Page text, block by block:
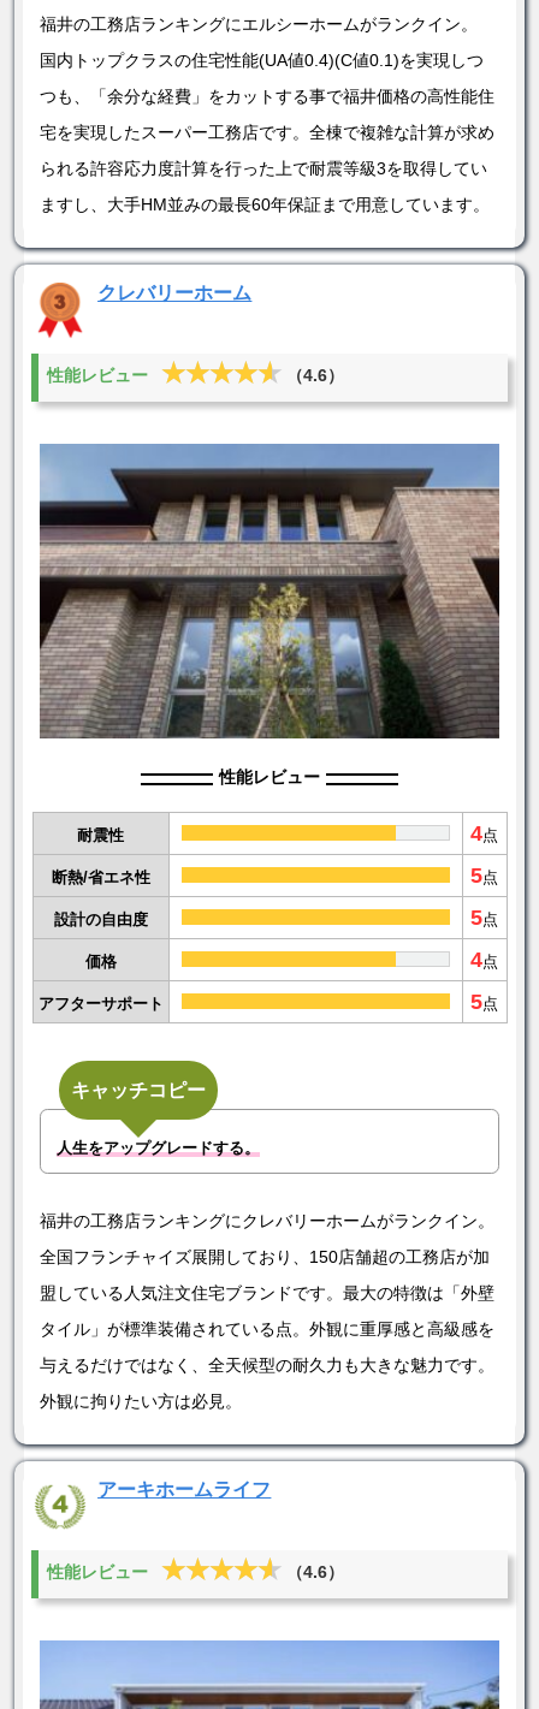
福井の工務店ランキングにエルシーホームがランクイン。
国内トップクラスの住宅性能(UA値0.4)(C値0.1)を実現しつ
つも、「余分な経費」をカットする事で福井価格の高性能住
宅を実現したスーパー工務店です。全棟で複雑な計算が求め
られる許容応力度計算を行った上で耐震等級3を取得してい
ますし、大手HM並みの最長60年保証まで用意しています。
クレバリーホーム
性能レビュー ★★★★★
★★★★★ （4.6）
性能レビュー
耐震性 4点
断熱/省エネ性 5点
設計の自由度 5点
価格 4点
アフターサポート 5点
キャッチコピー
人生をアップグレードする。
福井の工務店ランキングにクレバリーホームがランクイン。
全国フランチャイズ展開しており、150店舗超の工務店が加
盟している人気注文住宅ブランドです。最大の特徴は「外壁
タイル」が標準装備されている点。外観に重厚感と高級感を
与えるだけではなく、全天候型の耐久力も大きな魅力です。
外観に拘りたい方は必見。
アーキホームライフ
性能レビュー ★★★★★
★★★★★ （4.6）